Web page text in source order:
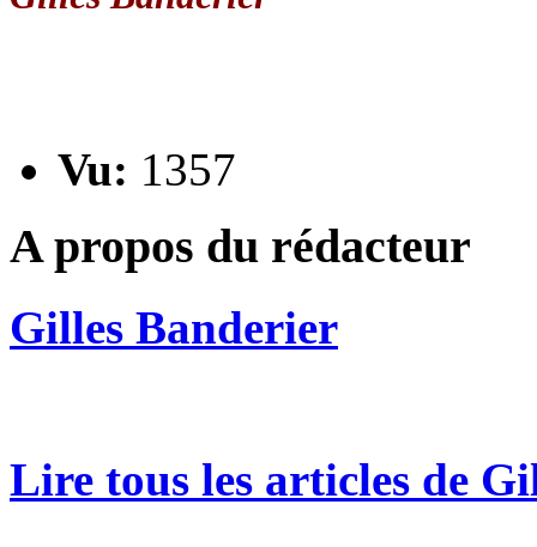
Vu: 1357
A propos du rédacteur
Gilles Banderier
Lire tous les articles de